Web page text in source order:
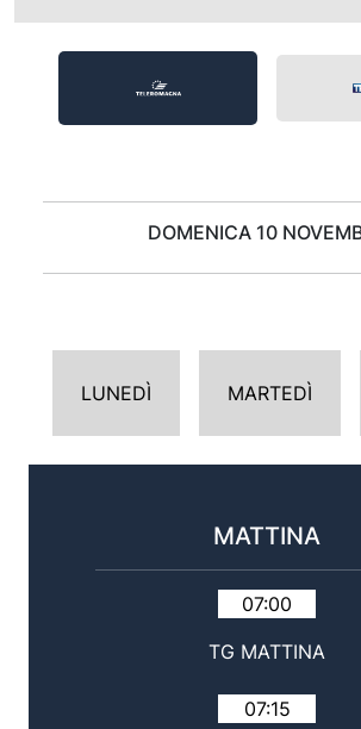
DOMENICA 10
LUNEDÌ MARTEDÌ
MATTINA
07:00
TG MATTINA
07:15